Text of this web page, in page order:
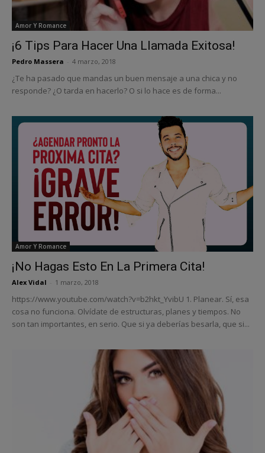
Amor Y Romance
¡6 Tips Para Hacer Una Llamada Exitosa!
Pedro Massera 4 marzo, 2018
¿Te ha pasado que mandas un buen mensaje a una chica y no
responde? ¿O tarda en hacerlo? O si lo hace es de forma...
Amor Y Romance
¡No Hagas Esto En La Primera Cita!
Alex Vidal 1 marzo, 2018
https://www.youtube.com/watch?v=b2hkt_YvibU 1. Planear. Sí, esa
cosa no funciona. Olvídate de estructuras, planes y tiempos. No
son tan importantes, en serio. Que si ya deberías besarla, que si...